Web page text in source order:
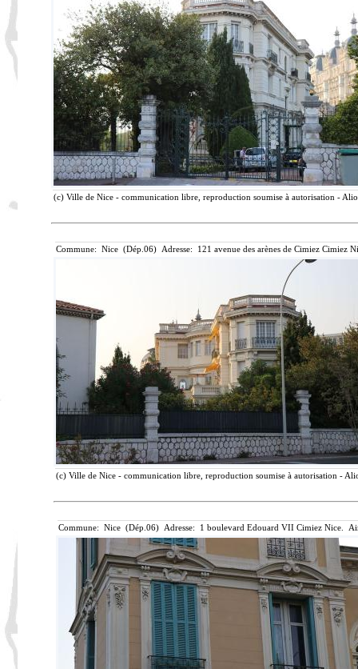
(c) Ville de Nice - communication libre, reproduction soumise à autorisation -
Commune: Nice (Dép.06) Adresse: 121 avenue des arènes de Cimiez Cimiez
(c) Ville de Nice - communication libre, reproduction soumise à autorisation -
Commune: Nice (Dép.06) Adresse: 1 boulevard Edouard VII Cimiez Nice.